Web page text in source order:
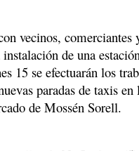
vecinos, comerciantes
de una
15 se efectuarán los
paradas de taxis
de Mossén Sorell.